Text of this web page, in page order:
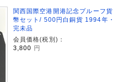
関西国際空港開港記念プルーフ貨
幣セット/ 500円白銅貨 1994年・
完未品
会員価格(税別)：
3,800 円